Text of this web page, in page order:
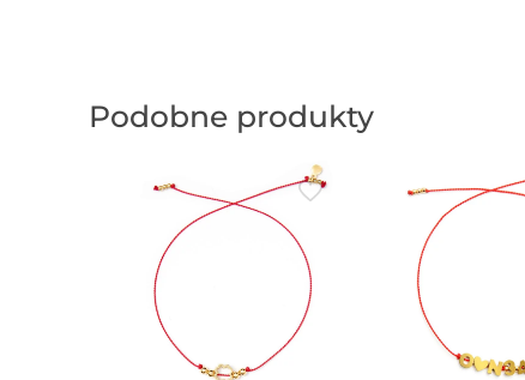
Podobne produkty